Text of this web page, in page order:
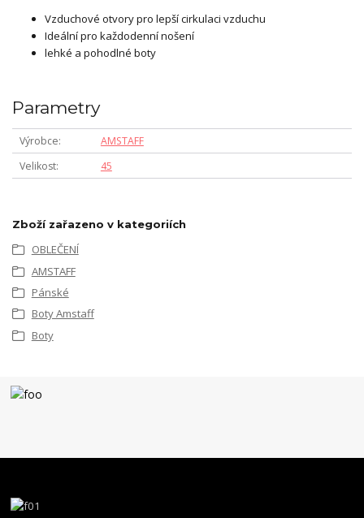
Vzduchové otvory pro lepší cirkulaci vzduchu
Ideální pro každodenní nošení
lehké a pohodlné boty
Parametry
Výrobce
AMSTAFF
Velikost
45
Zboží zařazeno v kategoriích
OBLEČENÍ
AMSTAFF
Pánské
Boty Amstaff
Boty